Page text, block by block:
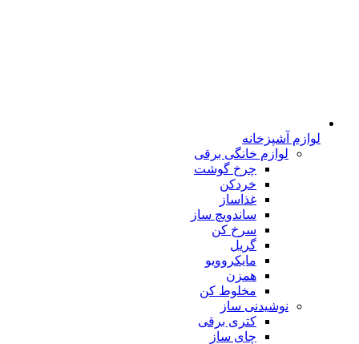
لوازم آشپزخانه
لوازم خانگی برقی
چرخ گوشت
خردکن
غذاساز
ساندویچ ساز
سرخ کن
گریل
مایکروویو
همزن
مخلوط کن
نوشیدنی ساز
کتری برقی
چای ساز